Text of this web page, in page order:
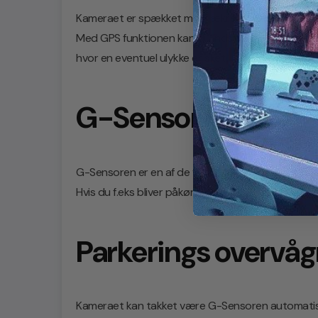
Kameraet er spækket med lækre funktioner, som
Med GPS funktionen kan du indstille kameraet
hvor en eventuel ulykke er sket.
G-Sensor
G-Sensoren er en af de vigtigste funktioner i et
Hvis du f.eks bliver påkørt, vil kameraet
Parkerings
Kameraet kan takket være G-Sensoren